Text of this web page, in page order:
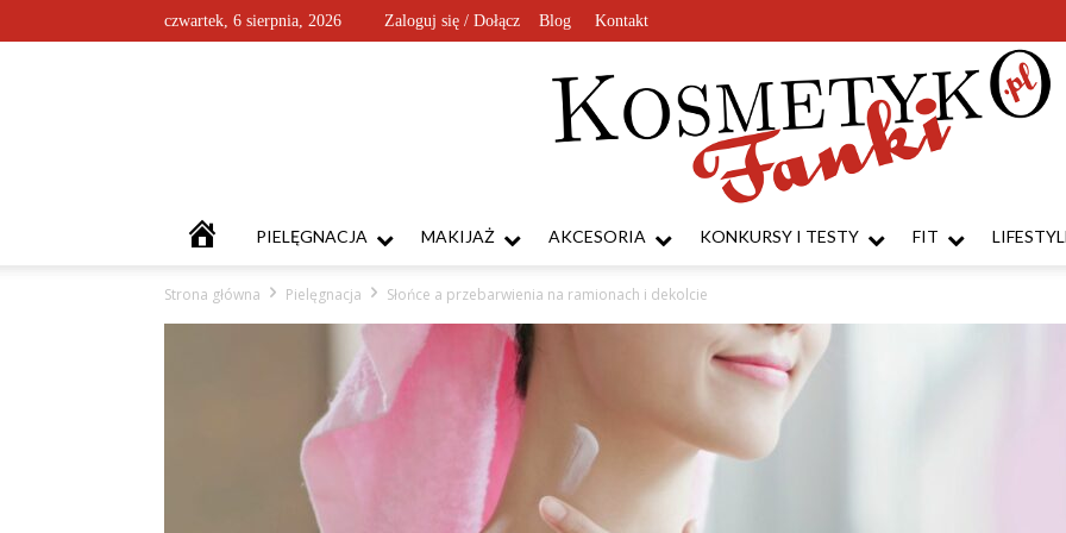
czwartek, 6 sierpnia, 2026 Zaloguj się / Dołącz Blog Kontakt
KOSMETYKOFANKI
PIELĘGNACJA MAKIJAŻ AKCESORIA KONKURSY I TESTY FIT
Strona główna Pielęgnacja Słońce a przebarwienia na ramionach i dekolcie